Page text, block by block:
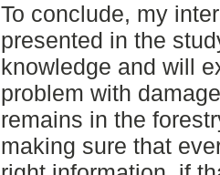
To conclude, my
presented in the
knowledge and will
problem with
remains in the
making sure that